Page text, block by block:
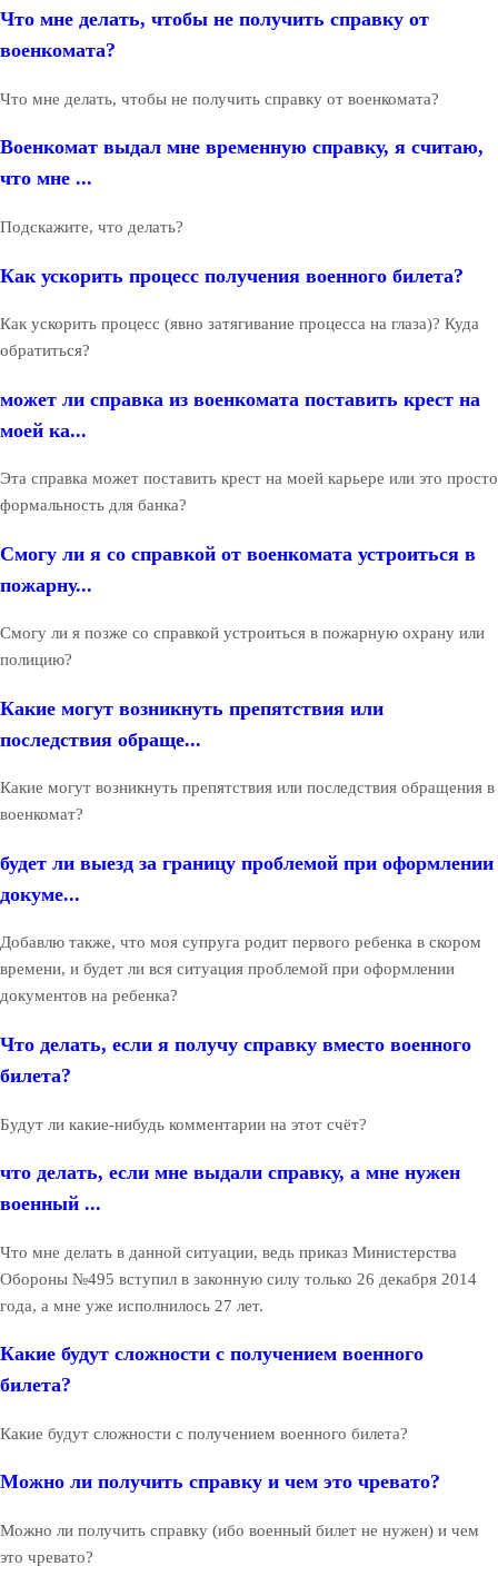
Что мне делать, чтобы не получить справку от
военкомата?
Что мне делать, чтобы не получить справку от военкомата?
Военкомат выдал мне временную справку, я считаю,
что мне ...
Подскажите, что делать?
Как ускорить процесс получения военного билета?
Как ускорить процесс (явно затягивание процесса на глаза)? Куда
обратиться?
может ли справка из военкомата поставить крест на
моей ка...
Эта справка может поставить крест на моей карьере или это просто
формальность для банка?
Смогу ли я со справкой от военкомата устроиться в
пожарну...
Смогу ли я позже со справкой устроиться в пожарную охрану или
полицию?
Какие могут возникнуть препятствия или
последствия обраще...
Какие могут возникнуть препятствия или последствия обращения в
военкомат?
будет ли выезд за границу проблемой при оформлении
докуме...
Добавлю также, что моя супруга родит первого ребенка в скором
времени, и будет ли вся ситуация проблемой при оформлении
документов на ребенка?
Что делать, если я получу справку вместо военного
билета?
Будут ли какие-нибудь комментарии на этот счёт?
что делать, если мне выдали справку, а мне нужен
военный ...
Что мне делать в данной ситуации, ведь приказ Министерства
Обороны №495 вступил в законную силу только 26 декабря 2014
года, а мне уже исполнилось 27 лет.
Какие будут сложности с получением военного
билета?
Какие будут сложности с получением военного билета?
Можно ли получить справку и чем это чревато?
Можно ли получить справку (ибо военный билет не нужен) и чем
это чревато?